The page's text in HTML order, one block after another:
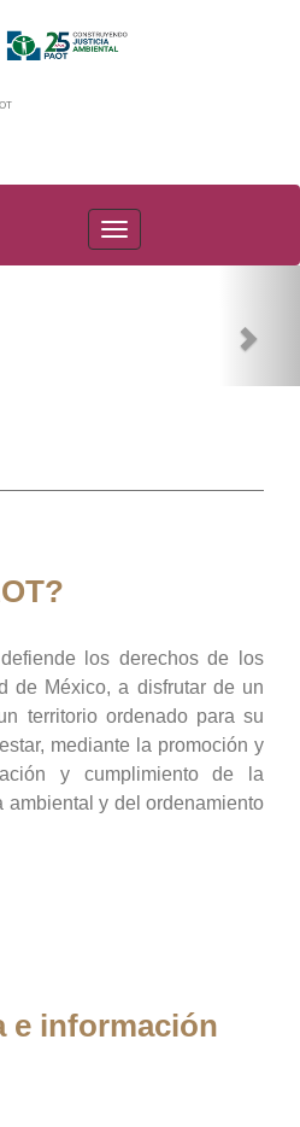
PAOT
los derechos de los
de México, a disfrutar de un
territorio ordenado para su
mediante la promoción y
y cumplimiento de la
ambiental y del ordenamiento
e información